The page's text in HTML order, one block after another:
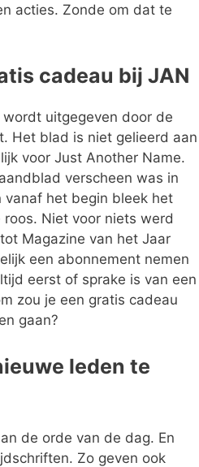
acties. Zonde om dat te
cadeau bij JAN
uitgegeven door de
Het blad is niet gelieerd aan
voor Just Another Name.
verscheen was in
het begin bleek het
Niet voor niets werd
Magazine van het Jaar
een abonnement nemen
eerst of sprake is van een
zou je een gratis cadeau
gaan?
leden te
de orde van de dag. En
Zo geven ook